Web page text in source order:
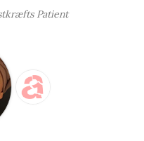
Patient